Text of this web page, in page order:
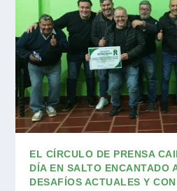
EL CÍRCULO DE PRENSA
DÍA EN SALTO ENCANTADO
DESAFÍOS ACTUALES Y